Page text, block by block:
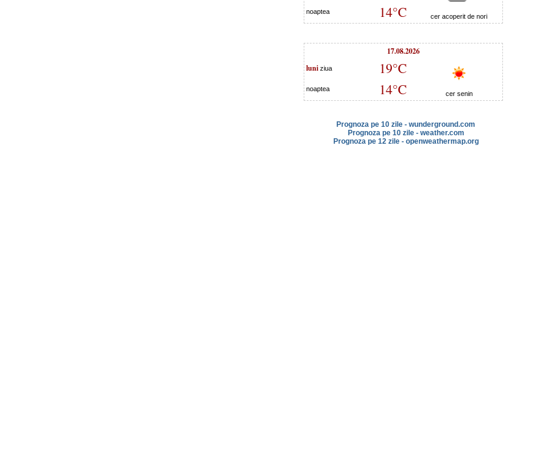
cer acoperit de nori
noaptea 14°C
17.08.2026
luni ziua 19°C
cer senin
noaptea 14°C
Prognoza pe 10 zile - wunderground.com
Prognoza pe 10 zile - weather.com
Prognoza pe 12 zile - openweathermap.org